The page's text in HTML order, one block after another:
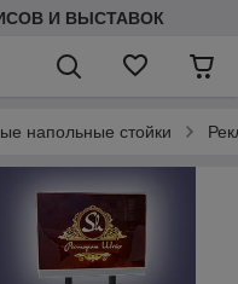
И ВЫСТАВОК
напольные стойки